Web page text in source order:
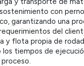
con
garantizando una
del
y flota propia de
tiempos de